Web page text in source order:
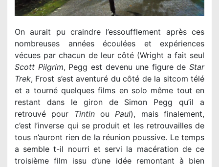
On aurait pu craindre l’essoufflement après ces
nombreuses années écoulées et expériences
vécues par chacun de leur côté (Wright a fait seul
Scott Pilgrim, Pegg est devenu une figure de Star
Trek, Frost s’est aventuré du côté de la sitcom télé
et a tourné quelques films en solo même tout en
restant dans le giron de Simon Pegg qu’il a
retrouvé pour TintinouPaul), mais finalement,
c’est l’inverse qui se produit et les retrouvailles de
tous n’auront rien de la réunion poussive. Le temps
a semble t-il nourri et servi la macération de ce
troisième film issu d’une idée remontant à bien